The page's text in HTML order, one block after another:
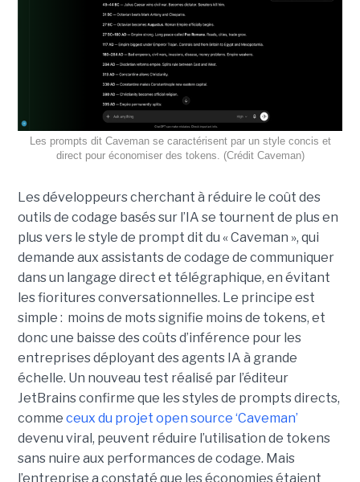
Les prompts dit Caveman se caractérisent par un style concis et
direct pour économiser des tokens. (Crédit Caveman)
Les développeurs cherchant à réduire le coût des
outils de codage basés sur l’IA se tournent de plus en
plus vers le style de prompt dit du « Caveman », qui
demande aux assistants de codage de communiquer
dans un langage direct et télégraphique, en évitant
les fioritures conversationnelles. Le principe est
simple : moins de mots signifie moins de tokens, et
donc une baisse des coûts d’inférence pour les
entreprises déployant des agents IA à grande
échelle. Un nouveau test réalisé par l’éditeur
JetBrains confirme que les styles de prompts directs,
comme ceux du projet open source ‘Caveman’
devenu viral, peuvent réduire l’utilisation de tokens
sans nuire aux performances de codage. Mais
l’entreprise a constaté que les économies étaient